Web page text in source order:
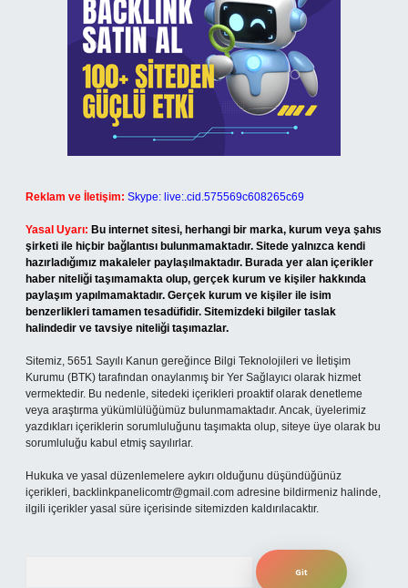
Reklam ve İletişim: Skype: live:.cid.575569c608265c69
Yasal Uyarı: Bu internet sitesi, herhangi bir marka, kurum veya şahıs
şirketi ile hiçbir bağlantısı bulunmamaktadır. Sitede yalnızca kendi
hazırladığımız makaleler paylaşılmaktadır. Burada yer alan içerikler
haber niteliği taşımamakta olup, gerçek kurum ve kişiler hakkında
paylaşım yapılmamaktadır. Gerçek kurum ve kişiler ile isim
benzerlikleri tamamen tesadüfidir. Sitemizdeki bilgiler taslak
halindedir ve tavsiye niteliği taşımazlar.
Sitemiz, 5651 Sayılı Kanun gereğince Bilgi Teknolojileri ve İletişim
Kurumu (BTK) tarafından onaylanmış bir Yer Sağlayıcı olarak hizmet
vermektedir. Bu nedenle, sitedeki içerikleri proaktif olarak denetleme
veya araştırma yükümlülüğümüz bulunmamaktadır. Ancak, üyelerimiz
yazdıkları içeriklerin sorumluluğunu taşımakta olup, siteye üye olarak bu
sorumluluğu kabul etmiş sayılırlar.
Hukuka ve yasal düzenlemelere aykırı olduğunu düşündüğünüz
içerikleri, backlinkpanelicomtr@gmail.com adresine bildirmeniz halinde,
ilgili içerikler yasal süre içerisinde sitemizden kaldırılacaktır.